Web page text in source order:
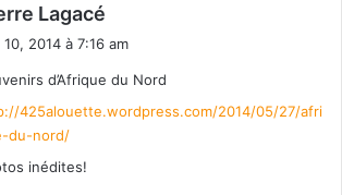
Lagacé
:
10, 2014 à 7:16 am
d’Afrique du Nord
425alouette.wordpress.com/2014/05/27/afri
du-nord/
inédites!